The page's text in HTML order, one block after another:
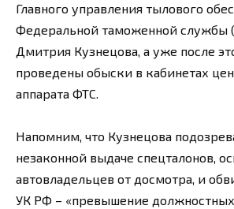
Главного управления тылового
Федеральной таможенной службы
Дмитрия Кузнецова, а уже после
проведены обыски в кабинетах
аппарата ФТС.
Напомним, что Кузнецова
незаконной выдаче спецталонов,
автовладельцев от досмотра, и
УК РФ – «превышение